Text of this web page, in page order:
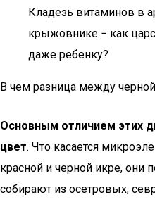
Кладезь витаминов в
крыжовнике − как
даже ребенку?
В чем разница между
Основным отличием этих
цвет. Что касается
красной и черной икре, они
собирают из осетровых,